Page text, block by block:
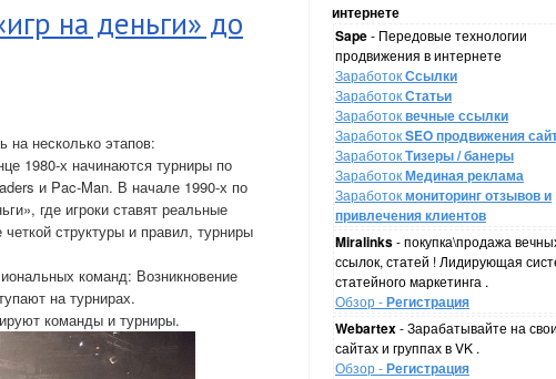
интернете
Sape- Передовые технологии
продвижения в интернете
ЗаработокСсылки
ЗаработокСтатьи
Заработоквечные ссылки
ЗаработокSEO продвижения
ЗаработокТизеры / банеры
ЗаработокМединая реклама
Заработокмониторинг отзывов и
привлечения клиентов
Miralinks- покупка\продажа
ссылок, статей ! Лидирующая
статейного маркетинга .
Обзор -Регистрация
Webartex- Зарабатывайте на
сайтах и группах в VK .
Обзор -Регистрация
на деньги» до
на несколько этапов:
1980-х начинаются турниры по
и Pac-Man. В начале 1990-х по
где игроки ставят реальные
структуры и правил, турниры
команд: Возникновение
на турнирах.
команды и турниры.